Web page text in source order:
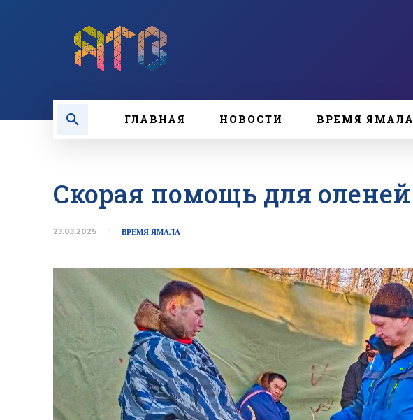
ГЛАВНАЯ НОВОСТИ ВРЕМЯ ЯМАЛА
Скорая помощь для оленей
23.03.2025 ВРЕМЯ ЯМАЛА